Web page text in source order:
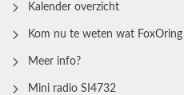
Kalender overzicht
Kom nu te weten wat FoxOring
Meer info?
Mini radio SI4732